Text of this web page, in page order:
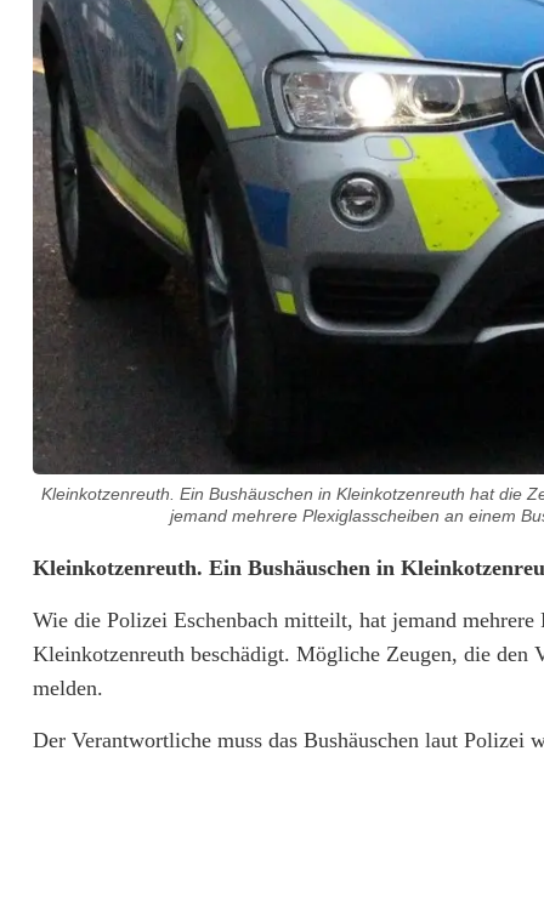
Kleinkotzenreuth. Ein Bushäuschen in Kleinkotzenreuth hat die
jemand mehrere Plexiglasscheiben an einem
R
a
n
a
Kleinkotzenreuth. Ein Bushäuschen in
Wie die Polizei Eschenbach mitteilt, hat jemand
Kleinkotzenreuth beschädigt. Mögliche Zeugen, die den
melden.
Der Verantwortliche muss das Bushäuschen laut Polizei